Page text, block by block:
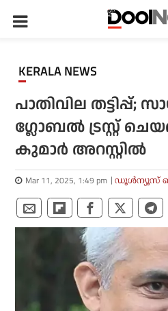
KERALA NEWS
പാതിവില തട്ടിപ്പ്;
ഗ്ലോബല്‍ ട്രസ്റ്റ്
കുമാർ അറസ്റ്റിൽ
Mar 11, 2025, 1:49 pm ഡൂള്‍ന്യൂസ്